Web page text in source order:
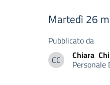
Martedì 26
Pubblicato da
CCChiara Chinello
Chiara
Personale